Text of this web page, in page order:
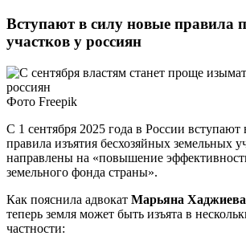
Вступают в силу новые правила
участков у россиян
Фото Freepik
С 1 сентября 2025 года в России
правила изъятия бесхозяйных земельных
направлены на «повышение
земельного фонда страны».
Как пояснила адвокат Марьяна Хаджиева
теперь земля может быть изъята в
частности: